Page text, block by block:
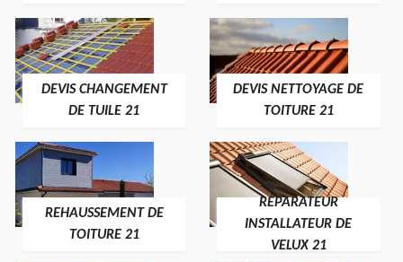
DEVIS CHANGEMENT
DE TUILE 21
DEVIS NETTOYAGE DE
TOITURE 21
REHAUSSEMENT DE
TOITURE 21
RÉPARATEUR
INSTALLATEUR DE
VELUX 21